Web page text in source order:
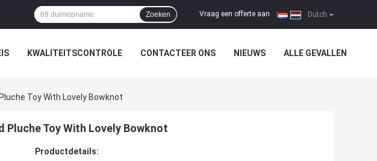
Dutch
Vraag een offerte aan
Zoeken
KWALITEITSCONTROLE CONTACTEER ONS NIEUWS ALLE GEVALLEN
Toy With Lovely Bowknot
Toy With Lovely Bowknot
Productdetails: